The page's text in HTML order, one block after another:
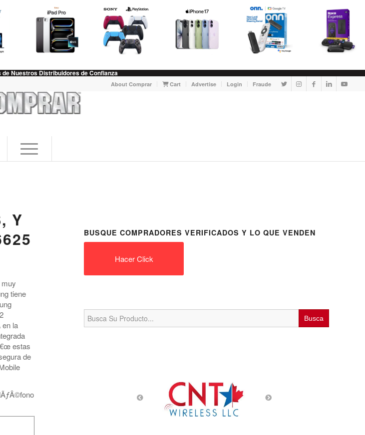
Nuestros Distribuidores de Confianza
About Comprar Cart Advertise Login Fraude
Y
tiene
en la
estas
de
BUSQUE COMPRADORES VERIFICADOS Y LO QUE VENDEN
Hacer Click
Search
for: